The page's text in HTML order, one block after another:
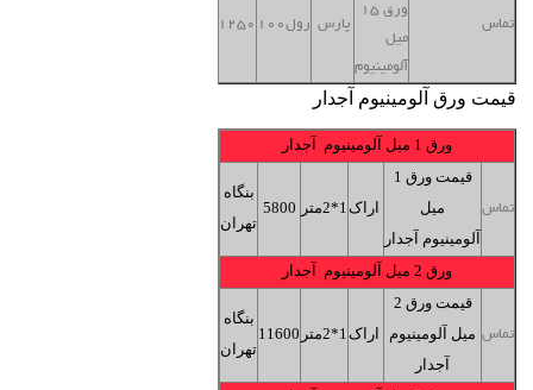
تماس
ورق 15
میل
آلومینیوم
پارس رول100 41250
قیمت ورق آلومینیوم آجدار
ورق 1 میل آلومینیوم آجدار
تماس
قیمت ورق 1
میل
آلومینیوم آجدار
اراک 1*2متر 5800
بنگاه
تهران
ورق 2 میل آلومینیوم آجدار
تماس
قیمت ورق 2
میل آلومینیوم
آجدار
اراک 1*2متر 11600
بنگاه
تهران